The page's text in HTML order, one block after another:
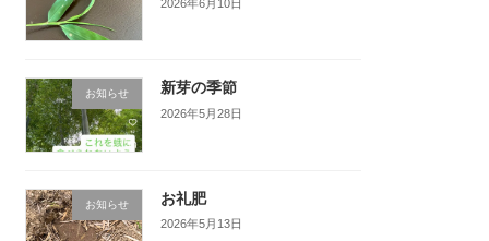
2026年6月10日
お知らせ 新芽の季節
2026年5月28日
お知らせ お礼肥
2026年5月13日